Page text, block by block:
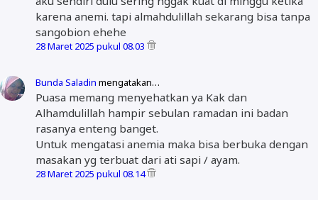
karena anemi. tapi almahdulillah sekarang bisa tanpa
sangobion ehehe
28 Maret 2025 pukul 08.03
Bunda Saladin mengatakan…
Puasa memang menyehatkan ya Kak dan
Alhamdulillah hampir sebulan ramadan ini badan
rasanya enteng banget.
Untuk mengatasi anemia maka bisa berbuka dengan
masakan yg terbuat dari ati sapi / ayam.
28 Maret 2025 pukul 08.14